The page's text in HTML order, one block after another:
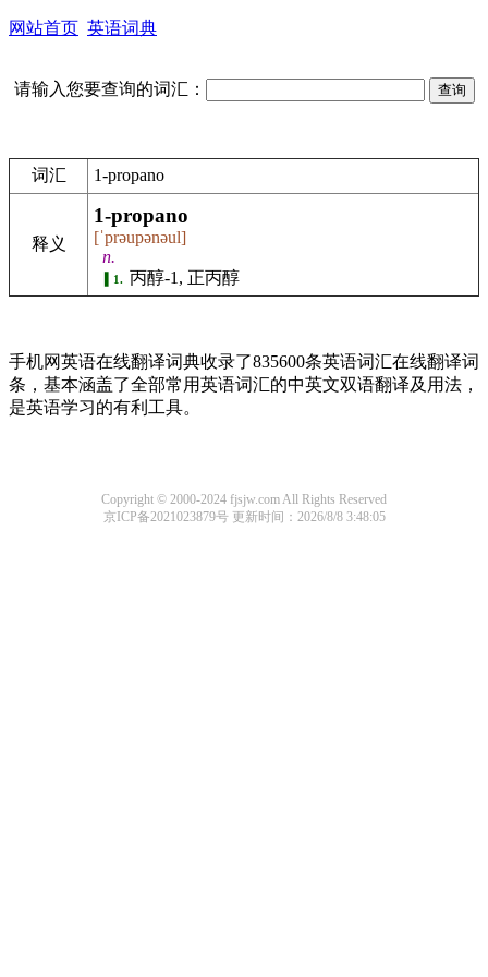
网站首页 英语词典
请输入您要查询的词汇：
词汇 1-propano
释义
1-propano
[ˈprəupənəul]
n.
1. 丙醇-1, 正丙醇
手机网英语在线翻译词典收录了835600条英语词汇在线翻译词
条，基本涵盖了全部常用英语词汇的中英文双语翻译及用法，
是英语学习的有利工具。
Copyright © 2000-2024 fjsjw.com All Rights Reserved
京ICP备2021023879号更新时间：2026/8/8 3:48:05